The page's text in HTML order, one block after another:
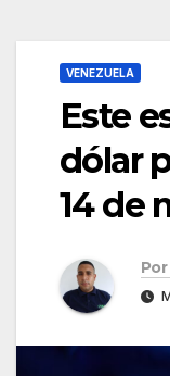
VENEZUELA
Este
dólar
14 de
Por